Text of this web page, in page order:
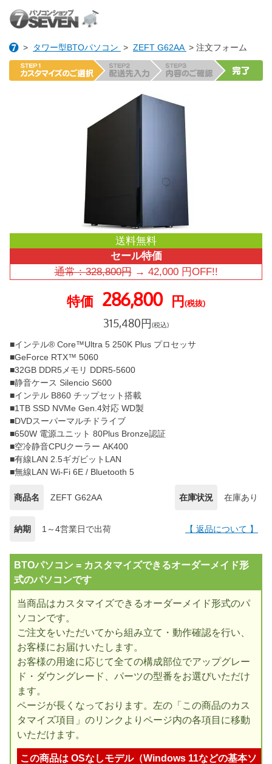
> タワー型BTOパソコン > ZEFT G62AA > 注文フォーム
送料無料
セール特価
通常：328,800円→ 42,000円OFF!!
特価 286,800 円(税抜)
315,480円(税込)
■インテル® Core™Ultra 5 250K Plus プロセッサ
■GeForce RTX™ 5060
■32GB DDR5メモリ DDR5-5600
■静音ケース Silencio S600
■インテル B860 チップセット搭載
■1TB SSD NVMe Gen.4対応 WD製
■DVDスーパーマルチドライブ
■650W 電源ユニット 80Plus Bronze認証
■空冷静音CPUクーラー AK400
■有線LAN 2.5ギガビットLAN
■無線LAN Wi-Fi 6E / Bluetooth 5
商品名 ZEFT G62AA 在庫状況 在庫あり
納期 1～4営業日で出荷 【 返品について 】
BTOパソコン = カスタマイズできるオーダーメイド形
式のパソコンです
当商品はカスタマイズできるオーダーメイド形式のパ
ソコンです。
ご注文をいただいてから組み立て・動作確認を行い、
お客様にお届けいたします。
お客様の用途に応じて全ての構成部位でアップグレー
ド・ダウングレード、パーツの型番をお選びいただけ
ます。
ページが長くなっております。左の「この商品のカス
タマイズ項目」のリンクよりページ内の各項目に移動
いただけます。
この商品は OSなしモデル（Windows 11などの基本ソ